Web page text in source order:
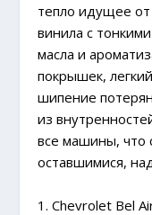
тепло идущее от
винила с
масла и
покрышек,
шипение
из
все машины, что
оставшимися,
1. Chevrolet Bel